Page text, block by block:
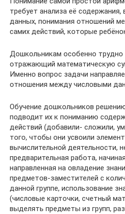
требует анализа её
данных, понимания отношений
самих действий, которые
Дошкольникам особенно трудно
отражающий математическую
Именно вопрос задачи
отношения между числовыми
Обучение дошкольников
подводит их к пониманию
действий (добавили- сложили,
того, чтобы они усвоили
вычислительной деятельности,
предварительная работа,
направленная на овладение
предметов-заместителей с
данной группе, использование
(числовые карточки, счетный
выделять предметы из групп,